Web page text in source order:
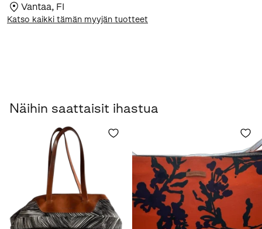
Vantaa, FI
Katso kaikki tämän myyjän tuotteet
Näihin saattaisit ihastua